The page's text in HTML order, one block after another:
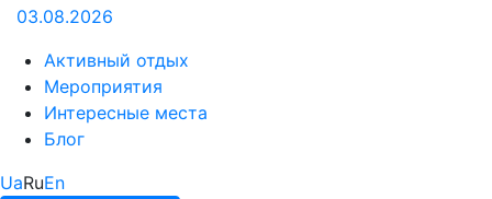
03.08.2026
Активный отдых
Мероприятия
Интересные места
Блог
UaRuEn